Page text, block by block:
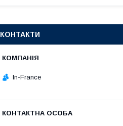
КОНТАКТИ
In-France